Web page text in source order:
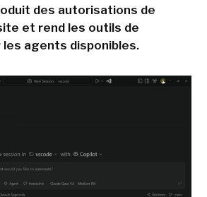
des autorisations de
et rend les outils de
agents disponibles.